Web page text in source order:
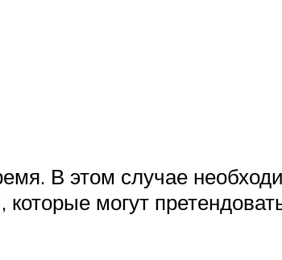
В этом случае
могут